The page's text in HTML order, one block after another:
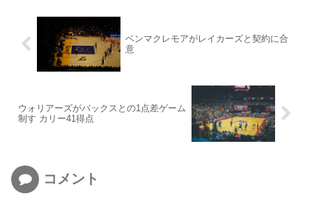
ベンマクレモアがレイカーズと契約に合
意
ウォリアーズがバックスとの1点差ゲーム
制す カリー41得点
コメント